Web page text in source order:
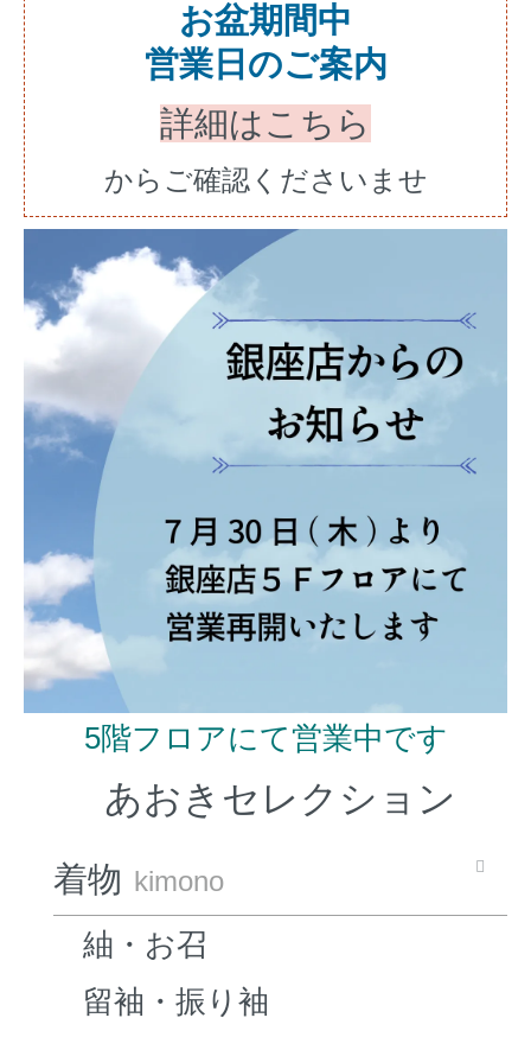
お盆期間中
営業日のご案内
詳細はこちら
からご確認くださいませ
5階フロアにて営業中です
あおきセレクション
着物 kimono
紬・お召
留袖・振り袖